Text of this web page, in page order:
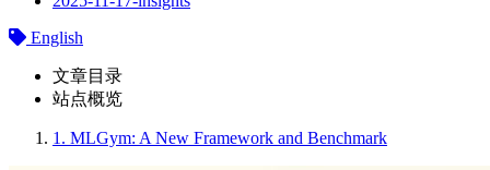
English
文章目录
站点概览
1. MLGym: A New Framework and Benchmark